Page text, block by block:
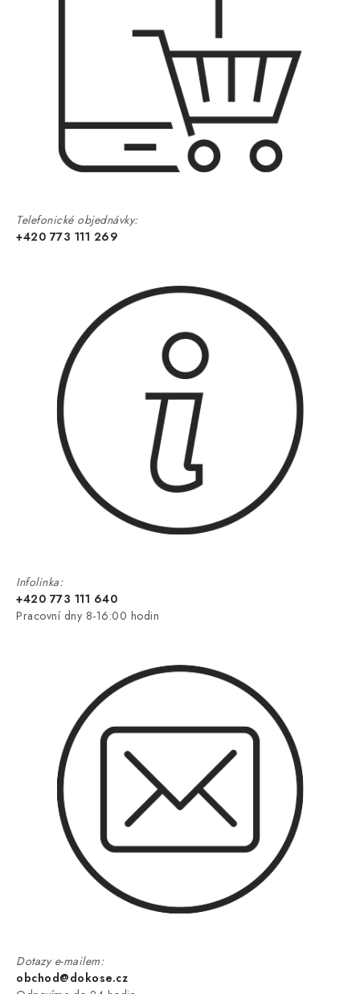
Telefonické objednávky:
+420 773 111 269
Infolinka:
+420 773 111 640
Pracovní dny 8-16:00 hodin
Dotazy e-mailem:
obchod@dokose.cz